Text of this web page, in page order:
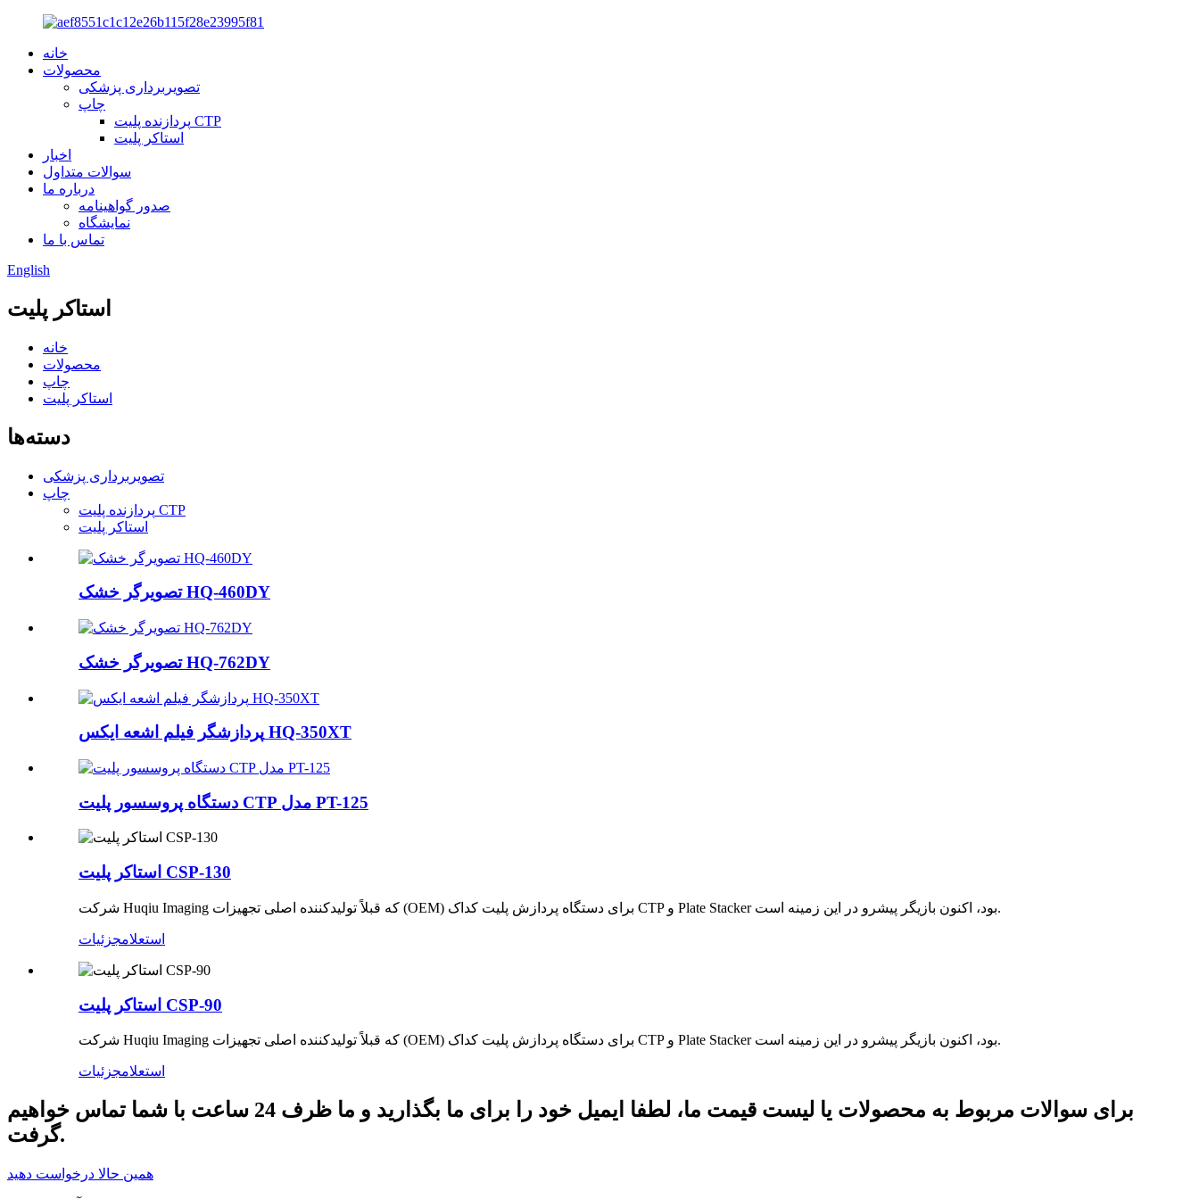
خانه
محصولات
تصویربرداری پزشکی
چاپ
پردازنده پلیت CTP
استاکر پلیت
اخبار
سوالات متداول
درباره ما
صدور گواهینامه
نمایشگاه
تماس با ما
English
استاکر پلیت
خانه
محصولات
چاپ
استاکر پلیت
دسته‌ها
تصویربرداری پزشکی
چاپ
پردازنده پلیت CTP
استاکر پلیت
تصویرگر خشک HQ-460DY
تصویرگر خشک HQ-762DY
پردازشگر فیلم اشعه ایکس HQ-350XT
دستگاه پروسسور پلیت CTP مدل PT-125
استاکر پلیت CSP-130
شرکت Huqiu Imaging که قبلاً تولیدکننده اصلی تجهیزات (OEM) برای دستگاه پردازش پلیت کداک CTP و Plate Stacker بود، اکنون بازیگر پیشرو در این زمینه است.
استعلامجزئیات
استاکر پلیت CSP-90
شرکت Huqiu Imaging که قبلاً تولیدکننده اصلی تجهیزات (OEM) برای دستگاه پردازش پلیت کداک CTP و Plate Stacker بود، اکنون بازیگر پیشرو در این زمینه است.
استعلامجزئیات
برای سوالات مربوط به محصولات یا لیست قیمت ما، لطفا ایمیل خود را برای ما بگذارید و ما ظرف 24 ساعت با شما تماس خواهیم
گرفت.
همین حالا درخواست دهید